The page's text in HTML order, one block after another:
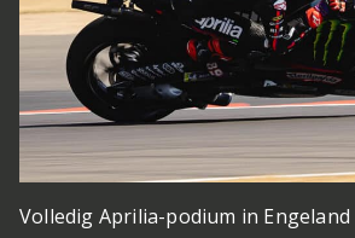
Volledig Aprilia-podium in Engeland